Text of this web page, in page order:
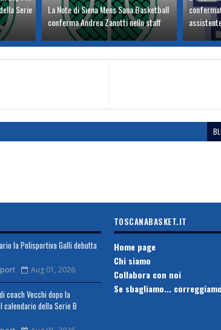
Serie
La Note di Siena Mens Sana Basketball
conferma Andrea Zanotti nello staff
la Polisportiva Galli debutta
Aug 01, 2026
coach Vecchi dopo la
calendario della Serie B
TOSCANABASKET.IT
Home page
Chi siamo
Collabora con noi
Se sbagliamo... correggiamo